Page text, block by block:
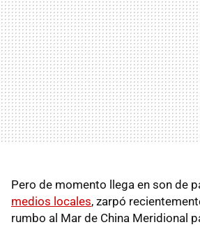
Pero de momento llega en son de
medios locales, zarpó
rumbo al Mar de China Meridional